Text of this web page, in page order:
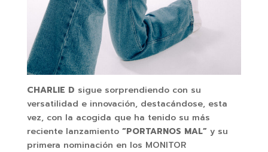
CHARLIE D sigue sorprendiendo con su
versatilidad e innovación, destacándose, esta
vez, con la acogida que ha tenido su más
reciente lanzamiento “PORTARNOS MAL”y su
primera nominación en los MONITOR